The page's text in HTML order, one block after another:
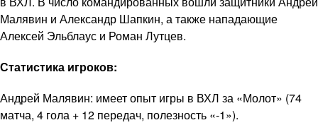
Малявин и Александр Шапкин, а также нападающие
Алексей Эльблаус и Роман Лутцев.
Статистика игроков:
Андрей Малявин: имеет опыт игры в ВХЛ за «Молот» (74
матча, 4 гола + 12 передач, полезность «-1»).